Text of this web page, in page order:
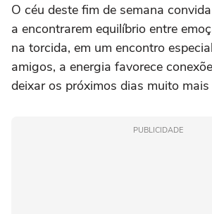
O céu deste fim de semana
a encontrarem equilíbrio entre
na torcida, em um encontro
amigos, a energia favorece
deixar os próximos dias muito
PUBLICIDADE